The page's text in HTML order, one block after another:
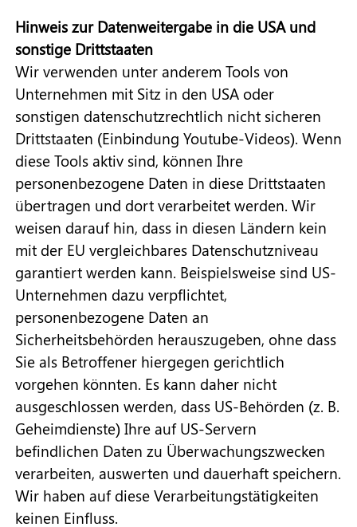
Hinweis zur Datenweitergabe in die USA und
sonstige Drittstaaten
Wir verwenden unter anderem Tools von
Unternehmen mit Sitz in den USA oder
sonstigen datenschutzrechtlich nicht sicheren
Drittstaaten (Einbindung Youtube-Videos). Wenn
diese Tools aktiv sind, können Ihre
personenbezogene Daten in diese Drittstaaten
übertragen und dort verarbeitet werden. Wir
weisen darauf hin, dass in diesen Ländern kein
mit der EU vergleichbares Datenschutzniveau
garantiert werden kann. Beispielsweise sind US-
Unternehmen dazu verpflichtet,
personenbezogene Daten an
Sicherheitsbehörden herauszugeben, ohne dass
Sie als Betroffener hiergegen gerichtlich
vorgehen könnten. Es kann daher nicht
ausgeschlossen werden, dass US-Behörden (z. B.
Geheimdienste) Ihre auf US-Servern
befindlichen Daten zu Überwachungszwecken
verarbeiten, auswerten und dauerhaft speichern.
Wir haben auf diese Verarbeitungstätigkeiten
keinen Einfluss.